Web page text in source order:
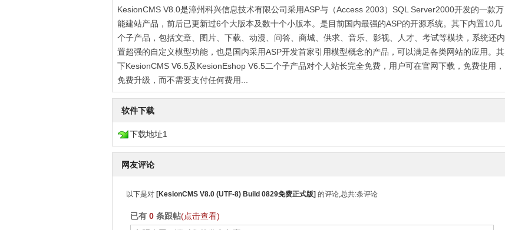
KesionCMS V8.0是漳州科兴信息技术有限公司采用ASP与（Access 2003）SQL Server2000开发的一款万
能建站产品，前后已更新过6个大版本及数十个小版本。是目前国内最强的ASP的开源系统。其下内置10几
个子产品，包括文章、图片、下载、动漫、问答、商城、供求、音乐、影视、人才、考试等模块，系统还内
置超强的自定义模型功能，也是国内采用ASP开发首家引用模型概念的产品，可以满足各类网站的应用。其
下KesionCMS V6.5及KesionEshop V6.5二个子产品对个人站长完全免费，用户可在官网下载，免费使用，
免费升级，而不需要支付任何费用...
软件下载
下载地址1
网友评论
以下是对 [KesionCMS V8.0 (UTF-8) Build 0829免费正式版] 的评论,总共:条评论
已有 0条跟帖(点击查看)